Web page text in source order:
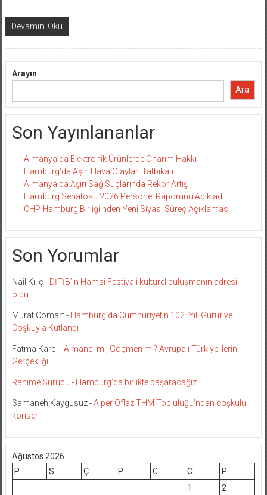
Devamını Oku
Arayın
Ara
Son Yayınlananlar
Almanya’da Elektronik Ürünlerde Onarım Hakkı
Hamburg’da Aşırı Hava Olayları Tatbikatı
Almanya’da Aşırı Sağ Suçlarında Rekor Artış
Hamburg Senatosu 2026 Personel Raporunu Açıkladı
CHP Hamburg Birliği’nden Yeni Siyasi Süreç Açıklaması
Son Yorumlar
Nail Kılıç - DİTİB’in Hamsi Festivali kültürel buluşmanın adresi
oldu
Murat Comart- Hamburg’da Cumhuriyetin 102. Yılı Gurur ve
Coşkuyla Kutlandı
Fatma Karcı -Almancı mı, Göçmen mi? Avrupalı Türkiyelilerin
Gerçekliği
Rahime Sürücü - Hamburg’da birlikte başaracağız
Samaneh Kaygusuz-Alper Oflaz THM Topluluğu’ndan coşkulu
konser
Ağustos 2026
P
S Ç P C C
P
1
2